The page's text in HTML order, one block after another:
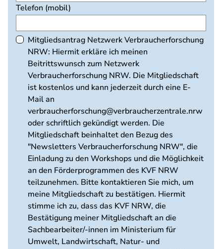
Telefon (mobil)
Mitgliedsantrag Netzwerk Verbraucherforschung
NRW: Hiermit erkläre ich meinen
Beitrittswunsch zum Netzwerk
Verbraucherforschung NRW. Die Mitgliedschaft
ist kostenlos und kann jederzeit durch eine E-
Mail an
verbraucherforschung@verbraucherzentrale.nrw
oder schriftlich gekündigt werden. Die
Mitgliedschaft beinhaltet den Bezug des
"Newsletters Verbraucherforschung NRW", die
Einladung zu den Workshops und die Möglichkeit
an den Förderprogrammen des KVF NRW
teilzunehmen. Bitte kontaktieren Sie mich, um
meine Mitgliedschaft zu bestätigen. Hiermit
stimme ich zu, dass das KVF NRW, die
Bestätigung meiner Mitgliedschaft an die
Sachbearbeiter/-innen im Ministerium für
Umwelt, Landwirtschaft, Natur- und